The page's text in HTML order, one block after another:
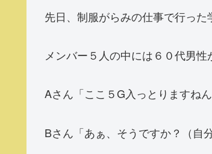
先日、制服がらみの仕事で行った
メンバー５人の中には６０代男
Aさん「ここ５G入っとりますねん
Bさん「あぁ、そうですか？（自